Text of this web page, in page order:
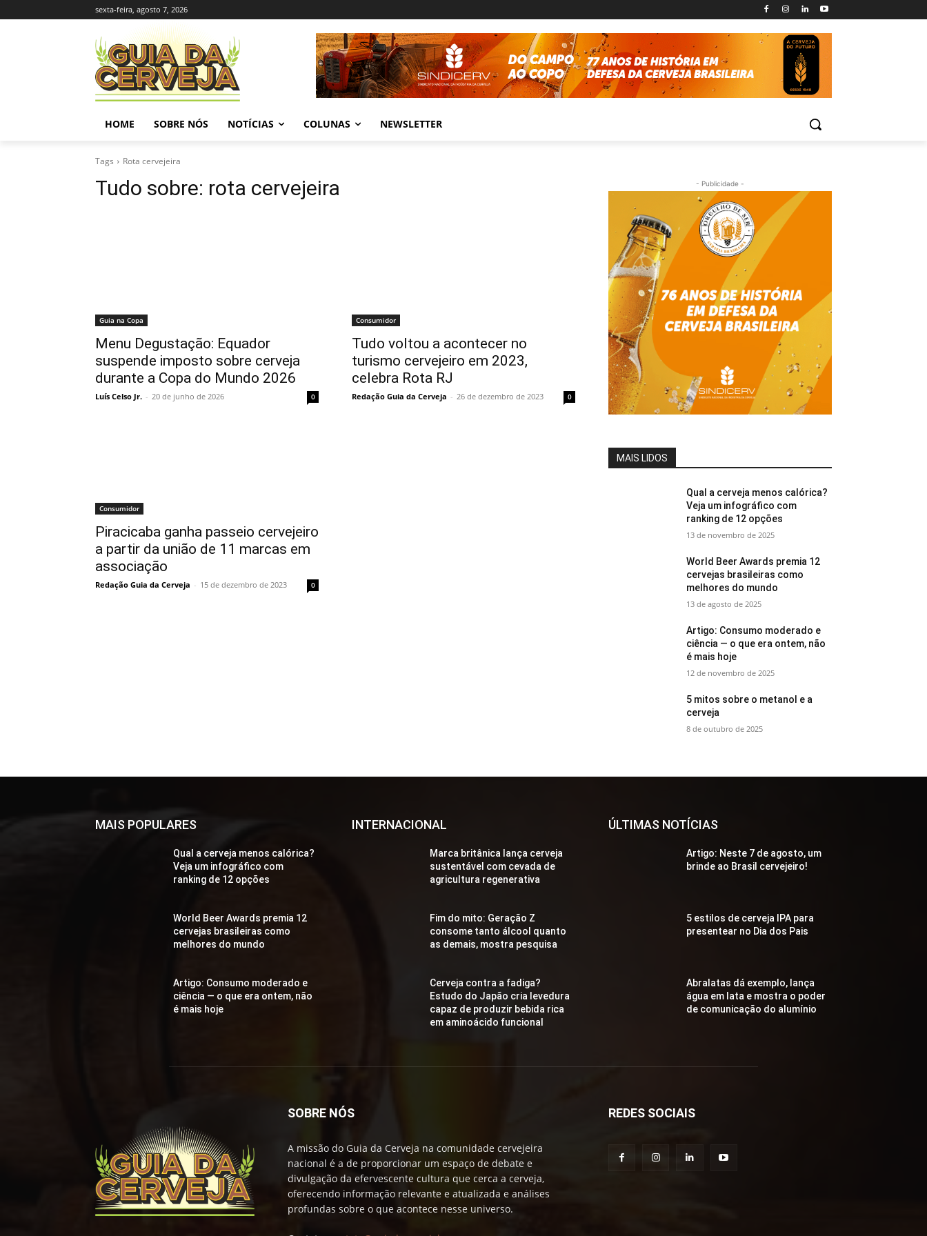
sexta-feira, agosto 7, 2026
HOME SOBRE NÓS NOTÍCIAS COLUNAS NEWSLETTER
Tags Rota cervejeira
Tudo sobre: rota cervejeira
Guia na Copa
Menu Degustação: Equador
suspende imposto sobre cerveja
durante a Copa do Mundo 2026
Luís Celso Jr. - 20 de junho de 2026 0
Consumidor
Tudo voltou a acontecer no
turismo cervejeiro em 2023,
celebra Rota RJ
Redação Guia da Cerveja - 26 de dezembro de 2023 0
Consumidor
Piracicaba ganha passeio cervejeiro
a partir da união de 11 marcas em
associação
Redação Guia da Cerveja - 15 de dezembro de 2023 0
- Publicidade -
MAIS LIDOS
Qual a cerveja menos calórica?
Veja um infográfico com
ranking de 12 opções
13 de novembro de 2025
World Beer Awards premia 12
cervejas brasileiras como
melhores do mundo
13 de agosto de 2025
Artigo: Consumo moderado e
ciência — o que era ontem, não
é mais hoje
12 de novembro de 2025
5 mitos sobre o metanol e a
cerveja
8 de outubro de 2025
MAIS POPULARES
Qual a cerveja menos calórica?
Veja um infográfico com
ranking de 12 opções
World Beer Awards premia 12
cervejas brasileiras como
melhores do mundo
Artigo: Consumo moderado e
ciência — o que era ontem, não
é mais hoje
INTERNACIONAL
Marca britânica lança cerveja
sustentável com cevada de
agricultura regenerativa
Fim do mito: Geração Z
consome tanto álcool quanto
as demais, mostra pesquisa
Cerveja contra a fadiga?
Estudo do Japão cria levedura
capaz de produzir bebida rica
em aminoácido funcional
ÚLTIMAS NOTÍCIAS
Artigo: Neste 7 de agosto, um
brinde ao Brasil cervejeiro!
5 estilos de cerveja IPA para
presentear no Dia dos Pais
Abralatas dá exemplo, lança
água em lata e mostra o poder
de comunicação do alumínio
SOBRE NÓS
A missão do Guia da Cerveja na comunidade cervejeira
nacional é a de proporcionar um espaço de debate e
divulgação da efervescente cultura que cerca a cerveja,
oferecendo informação relevante e atualizada e análises
profundas sobre o que acontece nesse universo.
REDES SOCIAIS